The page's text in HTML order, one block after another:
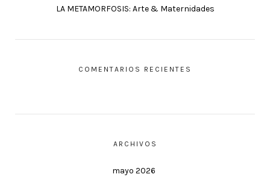
LA METAMORFOSIS: Arte & Maternidades
COMENTARIOS RECIENTES
ARCHIVOS
mayo 2026